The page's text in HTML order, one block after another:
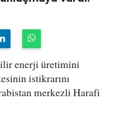
enerji üretimini
istikrarını
merkezli Harafi